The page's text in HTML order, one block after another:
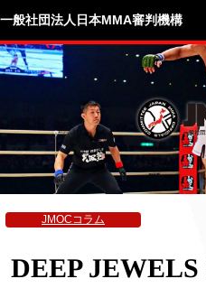
一般社団法人日本MMA審判機構
JMOCコラム
DEEP